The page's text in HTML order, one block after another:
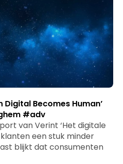
Digital Becomes Human’
#adv
van Verint ‘Het digitale
een stuk minder
blijkt dat consumenten